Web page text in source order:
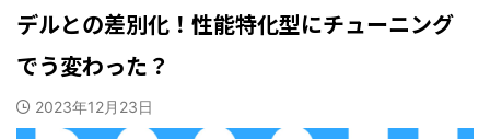
デルとの差別化！性能特化型にチューニング
でう変わった？
2023年12月23日